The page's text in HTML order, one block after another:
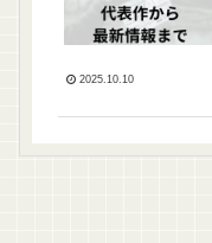
2025.10.10